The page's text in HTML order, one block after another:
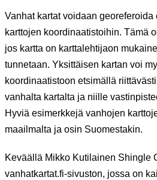
Vanhat kartat voidaan
karttojen koordinaatistoihin. Tämä
jos kartta on karttalehtijaon
tunnetaan. Yksittäisen kartan voi
koordinaatistoon etsimällä
vanhalta kartalta ja niille
Hyviä esimerkkejä vanhojen
maailmalta ja osin Suomestakin.
Keväällä Mikko Kutilainen Shingle
vanhatkartat.fi-sivuston, jossa on